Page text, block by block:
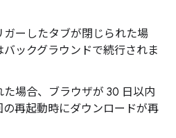
ーしたタブが閉じられた場
ックグラウンドで続行されま
場合、ブラウザが 30 日以内
の再起動時にダウンロードが再